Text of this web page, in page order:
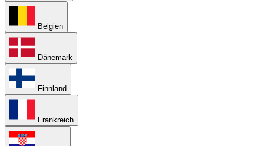
Belgien
Dänemark
Finnland
Frankreich